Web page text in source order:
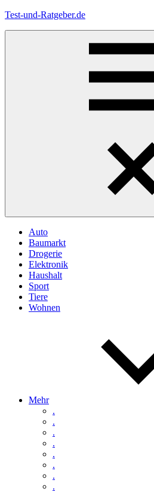
Zum
Test-und-Ratgeber.de
Auto
Baumarkt
Drogerie
Elektronik
Haushalt
Sport
Tiere
Wohnen
Mehr
.
.
.
.
.
.
.
.